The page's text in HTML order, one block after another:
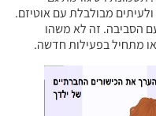
מבולבלת עם אוטיזם.
הסביבה. זה לא משהו
מתחיל בפעילות חדשה.